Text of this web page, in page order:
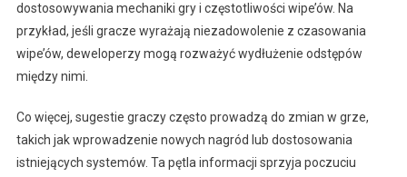
dostosowywania mechaniki gry i częstotliwości wipe’ów. Na
przykład, jeśli gracze wyrażają niezadowolenie z czasowania
wipe’ów, deweloperzy mogą rozważyć wydłużenie odstępów
między nimi.
Co więcej, sugestie graczy często prowadzą do zmian w grze,
takich jak wprowadzenie nowych nagród lub dostosowania
istniejących systemów. Ta pętla informacji sprzyja poczuciu